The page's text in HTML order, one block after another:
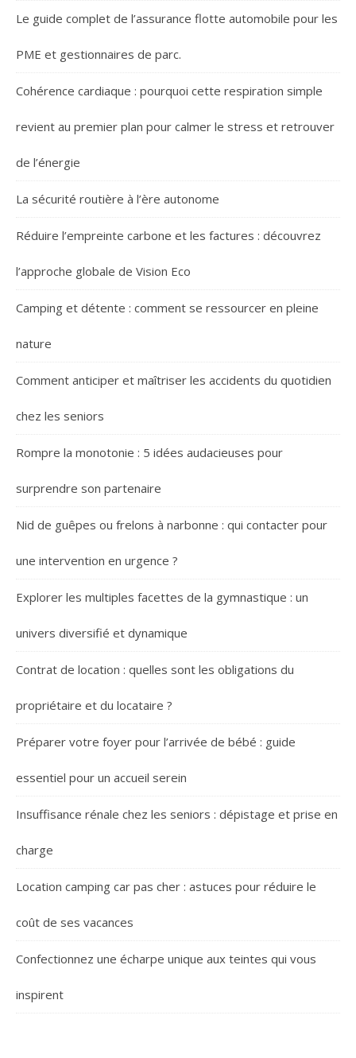
Le guide complet de l’assurance flotte automobile pour les
PME et gestionnaires de parc.
Cohérence cardiaque : pourquoi cette respiration simple
revient au premier plan pour calmer le stress et retrouver
de l’énergie
La sécurité routière à l’ère autonome
Réduire l’empreinte carbone et les factures : découvrez
l’approche globale de Vision Eco
Camping et détente : comment se ressourcer en pleine
nature
Comment anticiper et maîtriser les accidents du quotidien
chez les seniors
Rompre la monotonie : 5 idées audacieuses pour
surprendre son partenaire
Nid de guêpes ou frelons à narbonne : qui contacter pour
une intervention en urgence ?
Explorer les multiples facettes de la gymnastique : un
univers diversifié et dynamique
Contrat de location : quelles sont les obligations du
propriétaire et du locataire ?
Préparer votre foyer pour l’arrivée de bébé : guide
essentiel pour un accueil serein
Insuffisance rénale chez les seniors : dépistage et prise en
charge
Location camping car pas cher : astuces pour réduire le
coût de ses vacances
Confectionnez une écharpe unique aux teintes qui vous
inspirent